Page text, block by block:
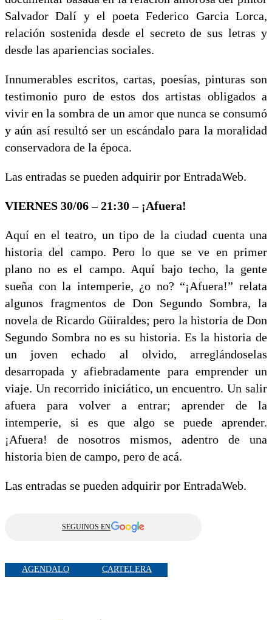
Salvador Dalí y el poeta Federico Garcia Lorca,
relación sostenida desde el secreto de sus letras y
desde las apariencias sociales.
Innumerables escritos, cartas, poesías, pinturas son
testimonio puro de estos dos artistas obligados a
vivir en la sombra de un amor que nunca se consumó
y aún así resultó ser un escándalo para la moralidad
conservadora de la época.
Las entradas se pueden adquirir por EntradaWeb.
VIERNES 30/06 – 21:30 – ¡Afuera!
Aquí en el teatro, un tipo de la ciudad cuenta una
historia del campo. Pero lo que se ve en primer
plano no es el campo. Aquí bajo techo, la gente
sueña con la intemperie, ¿o no? “¡Afuera!” relata
algunos fragmentos de Don Segundo Sombra, la
novela de Ricardo Güiraldes; pero la historia de Don
Segundo Sombra no es su historia. Es la historia de
un joven echado al olvido, arreglándoselas
desarropada y afiebradamente para emprender un
viaje. Un recorrido iniciático, un encuentro. Un salir
afuera para volver a entrar; aprender de la
intemperie, si es que algo se puede aprender.
¡Afuera! de nosotros mismos, adentro de una
historia bien de campo, pero de acá.
Las entradas se pueden adquirir por EntradaWeb.
SEGUINOS EN
AGENDALO CARTELERA